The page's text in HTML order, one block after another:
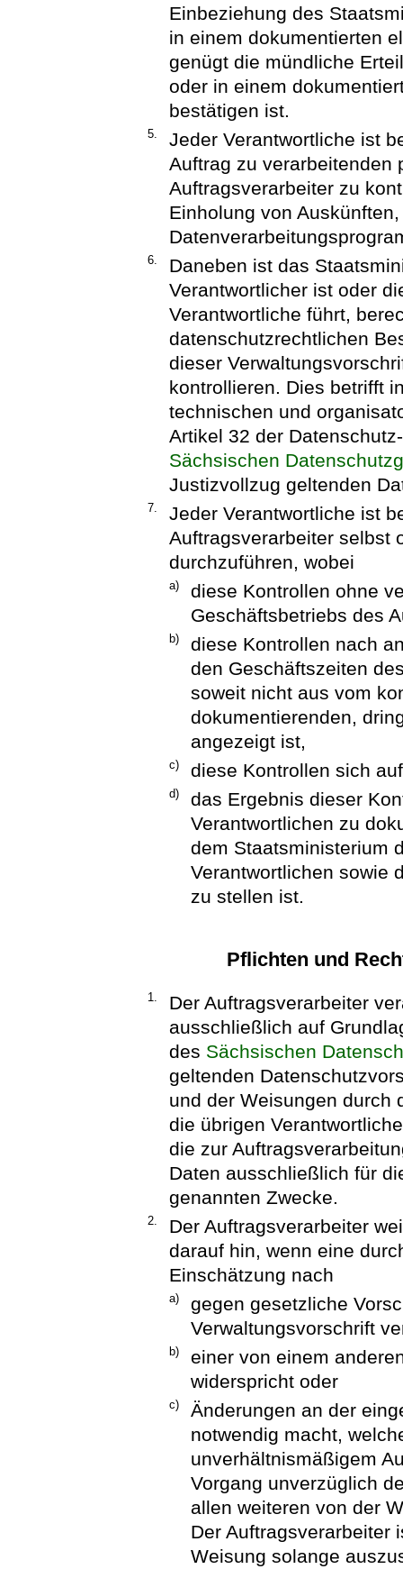
Einbeziehung des
in einem dokumentierten
genügt die mündliche
oder in einem
bestätigen ist.
5.
Jeder Verantwortliche ist
Auftrag zu verarbeitenden
Auftragsverarbeiter zu
Einholung von
6.
Daneben ist das
Verantwortlicher ist oder
Verantwortliche führt,
datenschutzrechtlichen
dieser
kontrollieren. Dies betrifft
technischen und
Artikel 32 der
Sächsischen
Justizvollzug geltenden
7.
Jeder Verantwortliche ist
Auftragsverarbeiter selbst
durchzuführen, wobei
a)
diese Kontrollen ohne
Geschäftsbetriebs des
b)
diese Kontrollen nach
den Geschäftszeiten
soweit nicht aus vom
dokumentierenden,
angezeigt ist,
c) diese Kontrollen sich
d)
das Ergebnis dieser
Verantwortlichen zu
dem Staatsministerium
Verantwortlichen sowie
zu stellen ist.
Pflichten und
1.
Der Auftragsverarbeiter
ausschließlich auf
des Sächsischen
geltenden
und der Weisungen durch
die übrigen
die zur
Daten ausschließlich für
genannten Zwecke.
2.
Der Auftragsverarbeiter
darauf hin, wenn eine
Einschätzung nach
a)
gegen gesetzliche
Verwaltungsvorschrift
b)
einer von einem
widerspricht oder
c)
Änderungen an der
notwendig macht,
unverhältnismäßigem
Vorgang unverzüglich
allen weiteren von der
Der Auftragsverarbeiter
Weisung solange